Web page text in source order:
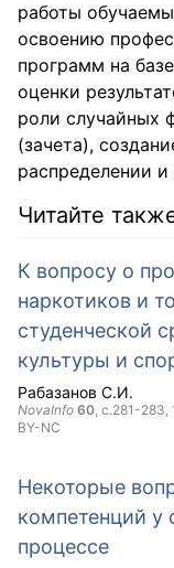
работы
освоению
программ на
оценки
роли случайных
(зачета),
распределении
Читайте
К вопросу о
наркотиков и
студенческой
культуры и
Рабазанов С.И.
NovaInfo 60, с.281-283,
BY-NC
Некоторые
компетенций у
процессе